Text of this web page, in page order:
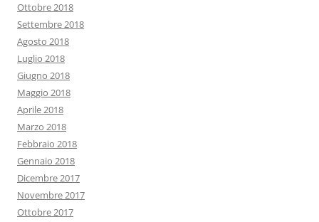
Ottobre 2018
Settembre 2018
Agosto 2018
Luglio 2018
Giugno 2018
Maggio 2018
Aprile 2018
Marzo 2018
Febbraio 2018
Gennaio 2018
Dicembre 2017
Novembre 2017
Ottobre 2017